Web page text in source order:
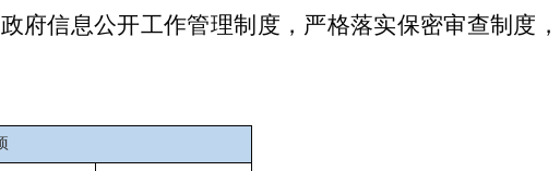
府信息公开工作管理制度，严格落实保密审查制度，